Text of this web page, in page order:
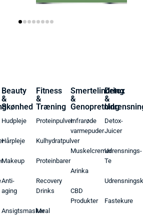
Beauty
&
Skønhed
Hudpleje
Hårpleje
Makeup
Anti-
aging
Ansigtsmasker
Fitness
&
Træning
Proteinpulver
Kulhydratpulver
Proteinbarer
Recovery
Drinks
Meal
Smertelindring
&
Genopretning
Infrarøde
varmepuder
Muskelcremer
Arinka
CBD
Produkter
Detox
&
Detox-
Juicer
Udrensnings-
Te
Fastekure